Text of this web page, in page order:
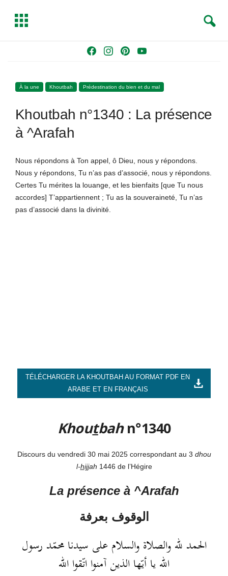
e
o
t
g
t
Y
T
b
T
g
e
a
À la une Khoutbah Prédestination du bien et du mal
Khoutbah n°1340 : La présence
à ^Arafah
Nous répondons à Ton appel, ô Dieu, nous y répondons.
Nous y répondons, Tu n’as pas d’associé, nous y répondons.
Certes Tu mérites la louange, et les bienfaits [que Tu nous
accordes] T’appartiennent ; Tu as la souveraineté, Tu n’as
pas d’associé dans la divinité.
TÉLÉCHARGER LA KHOUTBAH AU FORMAT PDF EN
ARABE ET EN FRANÇAIS
Khoutbahn°1340
Discours du vendredi 30 mai 2025 correspondant au 3 dhou
l-hijjah 1446 de l’Hégire
La présence à ^Arafah
الوقوف بعرفة
الحمد لله والصلاة والسلام على سيدنا محمّد رسول
الله يا أيّها الذين آمنوا اتّقوا الله